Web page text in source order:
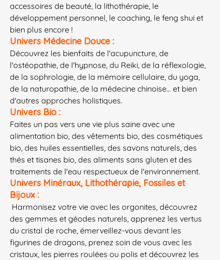
accessoires de beauté, la lithothérapie, le
développement personnel, le coaching, le feng shui et
bien plus encore !
Univers Médecine Douce :
Découvrez les bienfaits de l'acupuncture, de
l'ostéopathie, de l'hypnose, du Reiki, de la réflexologie,
de la sophrologie, de la mémoire cellulaire, du yoga,
de la naturopathie, de la médecine chinoise... et bien
d'autres approches holistiques.
Univers Bio :
Faites un pas vers une vie plus saine avec une
alimentation bio, des vêtements bio, des cosmétiques
bio, des huiles essentielles, des savons naturels, des
thés et tisanes bio, des aliments sans gluten et des
traitements de l'eau respectueux de l'environnement.
Univers Minéraux, Lithothérapie, Fossiles et
Bijoux :
Harmonisez votre vie avec les orgonites, découvrez
des gemmes et géodes naturels, apprenez les vertus
du cristal de roche, émerveillez-vous devant les
figurines de dragons, prenez soin de vous avec les
cristaux, les pierres roulées ou polis et découvrez les